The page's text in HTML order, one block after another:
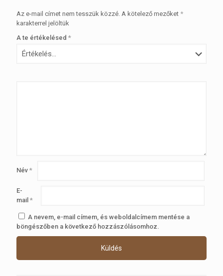
Az e-mail címet nem tesszük közzé. A kötelező mezőket *
karakterrel jelöltük
A te értékelésed *
Név *
E-
mail *
A nevem, e-mail címem, és weboldalcímem mentése a
böngészőben a következő hozzászólásomhoz.